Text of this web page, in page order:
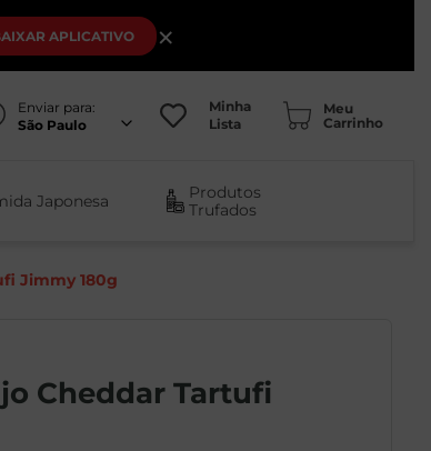
APLICATIVO ×
Enviar para:
São Paulo
Minha
Lista
Japonesa
Produtos
Trufados
Jimmy 180g
Cheddar Tartufi